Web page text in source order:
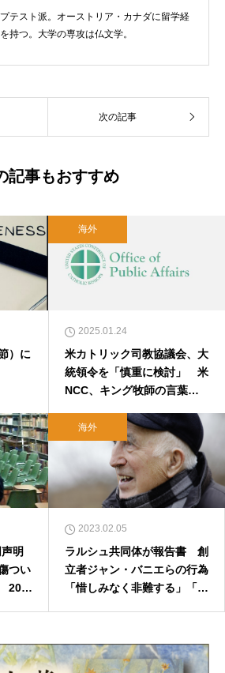
テスト派。オーストリア・カナダに留学経
持つ。大学の専攻は仏文学。
次の記事
記事もおすすめ
）に
海外
2025.01.24
米カトリック司教協議会、大
統領令を「慎重に検討」 米
NCC、キング牧師の言葉を
明
つい
202
海外
2023.02.05
ラルシュ共同体が報告書 創
立者ジャン・バニエらの行為
「惜しみなく非難する」「虐